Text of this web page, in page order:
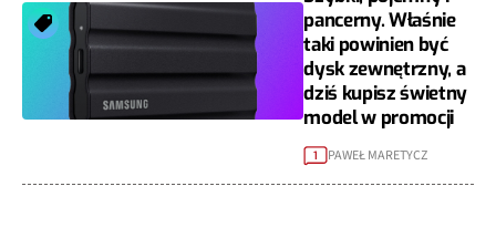
pancerny. Właśnie
taki powinien być
dysk zewnętrzny, a
dziś kupisz świetny
model w promocji
1 PAWEŁ MARETYCZ